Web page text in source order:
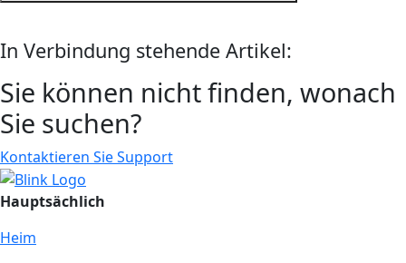
In Verbindung stehende Artikel:
Sie können nicht finden, wonach
Sie suchen?
Kontaktieren Sie Support
Hauptsächlich
Heim